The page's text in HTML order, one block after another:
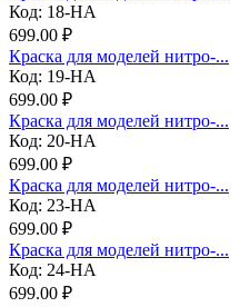
Код: 18-НА
699.00 ₽
Краска для моделей нитро-...
Код: 19-НА
699.00 ₽
Краска для моделей нитро-...
Код: 20-НА
699.00 ₽
Краска для моделей нитро-...
Код: 23-НА
699.00 ₽
Краска для моделей нитро-...
Код: 24-НА
699.00 ₽